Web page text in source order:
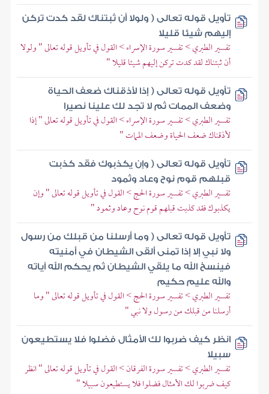
تأويل قوله تعالى ( ولولا أن ثبتناك لقد كدت تركن
إليهم شيئا قليلا
تفسير الطبري > تفسير سورة الإسراء > القول في تأويل قوله تعالى " ولولا
أن ثبتناك لقد كدت تركن إليهم شيئا قليلا "
تأويل قوله تعالى ( إذا لأذقناك ضعف الحياة
وضعف الممات ثم لا تجد لك علينا نصيرا
تفسير الطبري > تفسير سورة الإسراء > القول في تأويل قوله تعالى " إذا
لأذقناك ضعف الحياة وضعف الممات "
تأويل قوله تعالى ( وإن يكذبوك فقد كذبت
قبلهم قوم نوح وعاد وثمود
تفسير الطبري > تفسير سورة الحج > القول في تأويل قوله تعالى " وإن
يكذبوك فقد كذبت قبلهم قوم نوح وعاد وثمود "
تأويل قوله تعالى ( وما أرسلنا من قبلك من رسول
ولا نبي إلا إذا تمنى ألقى الشيطان في أمنيته
فينسخ الله ما يلقي الشيطان ثم يحكم الله آياته
والله عليم حكيم
تفسير الطبري > تفسير سورة الحج > القول في تأويل قوله تعالى " وما
أرسلنا من قبلك من رسول ولا نبي "
انظر كيف ضربوا لك الأمثال فضلوا فلا يستطيعون
سبيلا
تفسير الطبري > تفسير سورة الفرقان > القول في تأويل قوله تعالى " انظر
كيف ضربوا لك الأمثال فضلوا فلا يستطيعون سبيلا "